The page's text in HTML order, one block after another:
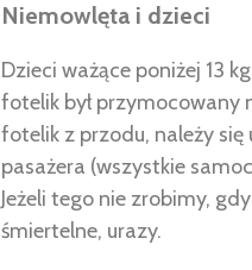
Niemowlęta i dzieci
Dzieci ważące poniżej 13
fotelik był przymocowany
fotelik z przodu, należy się
pasażera (wszystkie
Jeżeli tego nie zrobimy,
śmiertelne, urazy.